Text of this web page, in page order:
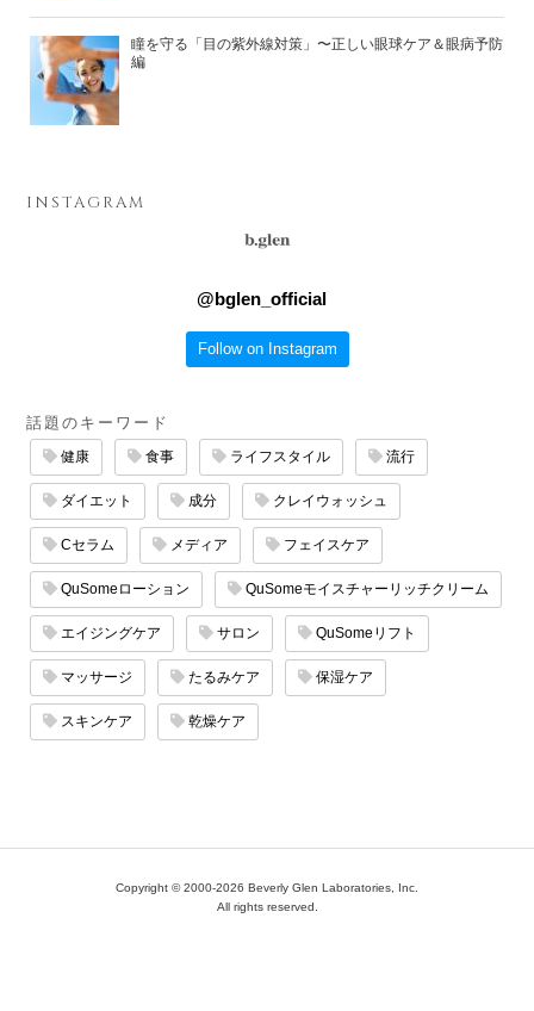
瞳を守る「目の紫外線対策」〜正しい眼球ケア＆眼病予防
編
INSTAGRAM
@bglen_official
Follow on Instagram
話題のキーワード
健康 食事 ライフスタイル 流行
ダイエット 成分 クレイウォッシュ
Cセラム メディア フェイスケア
QuSomeローション QuSomeモイスチャーリッチクリーム
エイジングケア サロン QuSomeリフト
マッサージ たるみケア 保湿ケア
スキンケア 乾燥ケア
Copyright © 2000-2026 Beverly Glen Laboratories, Inc.
All rights reserved.